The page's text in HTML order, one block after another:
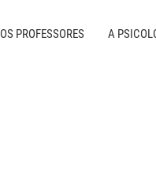
OS PROFESSORES A